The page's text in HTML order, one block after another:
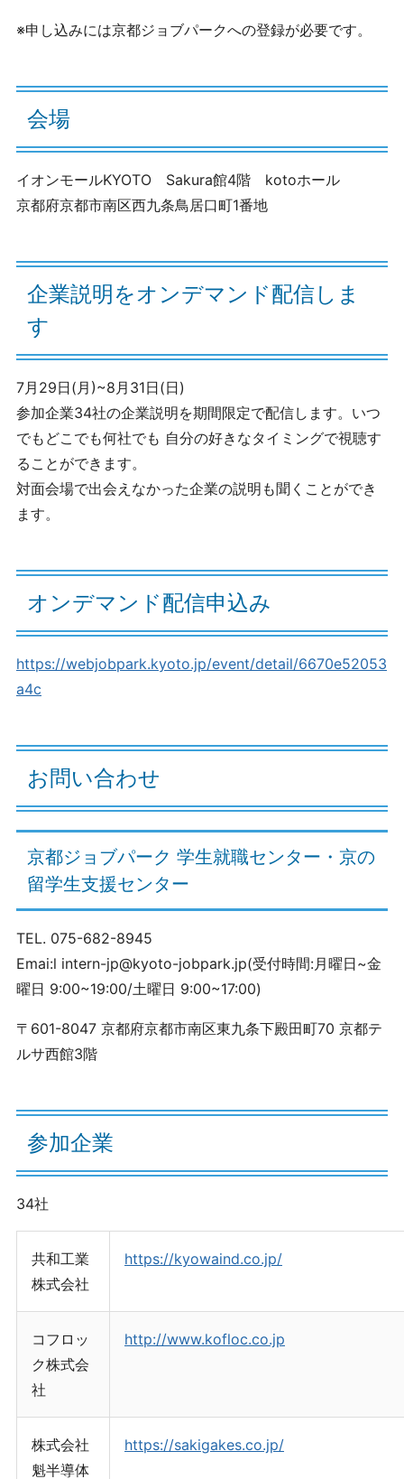
※申し込みには京都ジョブパークへの登録が必要です。
会場
イオンモールKYOTO Sakura館4階 kotoホール
京都府京都市南区西九条鳥居口町1番地
企業説明をオンデマンド配信しま
す
7月29日(月)~8月31日(日)
参加企業34社の企業説明を期間限定で配信します。いつ
でもどこでも何社でも 自分の好きなタイミングで視聴す
ることができます。
対面会場で出会えなかった企業の説明も聞くことができ
ます。
オンデマンド配信申込み
https://webjobpark.kyoto.jp/event/detail/6670e52053
a4c
お問い合わせ
京都ジョブパーク 学生就職センター・京の
留学生支援センター
TEL. 075-682-8945
Emai:l intern-jp@kyoto-jobpark.jp(受付時間:月曜日~金
曜日 9:00~19:00/土曜日 9:00~17:00)
〒601-8047 京都府京都市南区東九条下殿田町70 京都テ
ルサ西館3階
参加企業
34社
共和工業
株式会社
https://kyowaind.co.jp/
コフロッ
ク株式会
社
http://www.kofloc.co.jp
株式会社
魁半導体
https://sakigakes.co.jp/